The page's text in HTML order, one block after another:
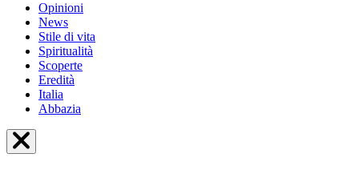
Opinioni
News
Stile di vita
Spiritualità
Scoperte
Eredità
Italia
Abbazia